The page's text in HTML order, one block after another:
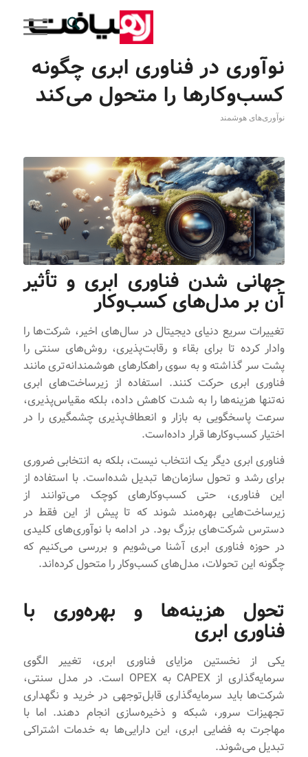
نوآوری در فناوری ابری چگونه
کسب‌وکارها را متحول می‌کند
نوآوری‌های هوشمند
جهانی شدن فناوری ابری و تأثیر
آن بر مدل‌های کسب‌وکار
تغییرات سریع دنیای دیجیتال در سال‌های اخیر، شرکت‌ها را
وادار کرده تا برای بقاء و رقابت‌پذیری، روش‌های سنتی را
پشت سر گذاشته و به سوی راهکارهای هوشمندانه‌تری مانند
فناوری ابری حرکت کنند. استفاده از زیرساخت‌های ابری
نه‌تنها هزینه‌ها را به شدت کاهش داده، بلکه مقیاس‌پذیری،
سرعت پاسخگویی به بازار و انعطاف‌پذیری چشمگیری را در
اختیار کسب‌وکارها قرار داده‌است.
فناوری ابری دیگر یک انتخاب نیست، بلکه به انتخابی ضروری
برای رشد و تحول سازمان‌ها تبدیل شده‌است. با استفاده از
این فناوری، حتی کسب‌وکارهای کوچک می‌توانند از
زیرساخت‌هایی بهره‌مند شوند که تا پیش از این فقط در
دسترس شرکت‌های بزرگ بود. در ادامه با نوآوری‌های کلیدی
در حوزه فناوری ابری آشنا می‌شویم و بررسی می‌کنیم که
چگونه این تحولات، مدل‌های کسب‌وکار را متحول کرده‌اند.
تحول هزینه‌ها و بهره‌وری با
فناوری ابری
یکی از نخستین مزایای فناوری ابری، تغییر الگوی
سرمایه‌گذاری از CAPEX به OPEX است. در مدل سنتی،
شرکت‌ها باید سرمایه‌گذاری قابل‌توجهی در خرید و نگهداری
تجهیزات سرور، شبکه و ذخیره‌سازی انجام دهند. اما با
مهاجرت به فضایی ابری، این دارایی‌ها به خدمات اشتراکی
تبدیل می‌شوند.